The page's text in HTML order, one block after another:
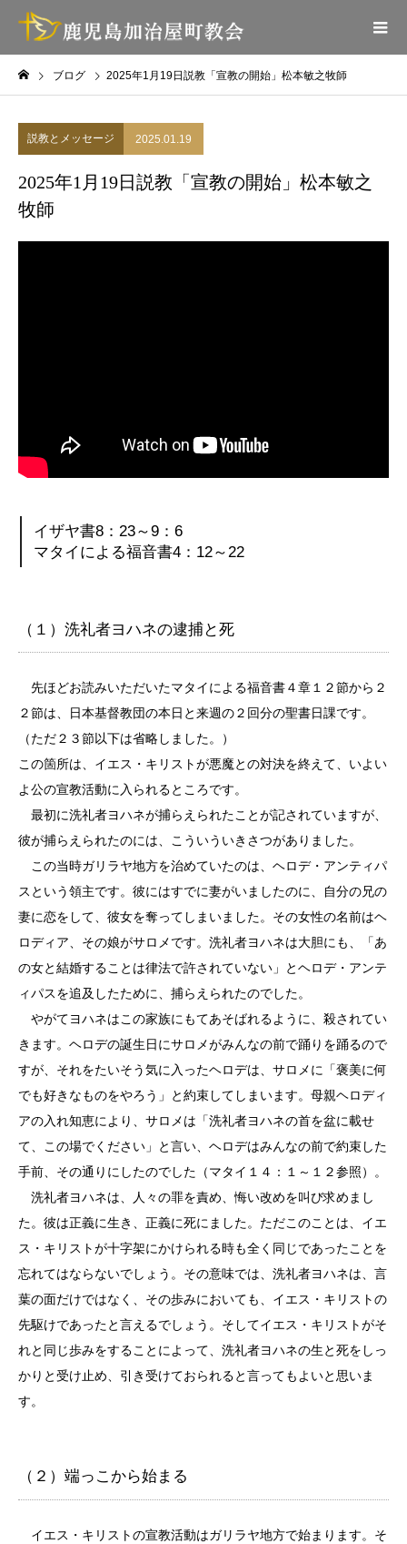
ブログ 2025年1月19日説教「宣教の開始」松本敏之牧師
説教とメッセージ 2025.01.19
2025年1月19日説教「宣教の開始」松本敏之
牧師
イザヤ書8：23～9：6
マタイによる福音書4：12～22
（１）洗礼者ヨハネの逮捕と死
先ほどお読みいただいたマタイによる福音書４章１２節から２
２節は、日本基督教団の本日と来週の２回分の聖書日課です。
（ただ２３節以下は省略しました。）
この箇所は、イエス・キリストが悪魔との対決を終えて、いよい
よ公の宣教活動に入られるところです。
最初に洗礼者ヨハネが捕らえられたことが記されていますが、
彼が捕らえられたのには、こういういきさつがありました。
この当時ガリラヤ地方を治めていたのは、ヘロデ・アンティパ
スという領主です。彼にはすでに妻がいましたのに、自分の兄の
妻に恋をして、彼女を奪ってしまいました。その女性の名前はヘ
ロディア、その娘がサロメです。洗礼者ヨハネは大胆にも、「あ
の女と結婚することは律法で許されていない」とヘロデ・アンテ
ィパスを追及したために、捕らえられたのでした。
やがてヨハネはこの家族にもてあそばれるように、殺されてい
きます。ヘロデの誕生日にサロメがみんなの前で踊りを踊るので
すが、それをたいそう気に入ったヘロデは、サロメに「褒美に何
でも好きなものをやろう」と約束してしまいます。母親ヘロディ
アの入れ知恵により、サロメは「洗礼者ヨハネの首を盆に載せ
て、この場でください」と言い、ヘロデはみんなの前で約束した
手前、その通りにしたのでした（マタイ１４：１～１２参照）。
洗礼者ヨハネは、人々の罪を責め、悔い改めを叫び求めまし
た。彼は正義に生き、正義に死にました。ただこのことは、イエ
ス・キリストが十字架にかけられる時も全く同じであったことを
忘れてはならないでしょう。その意味では、洗礼者ヨハネは、言
葉の面だけではなく、その歩みにおいても、イエス・キリストの
先駆けであったと言えるでしょう。そしてイエス・キリストがそ
れと同じ歩みをすることによって、洗礼者ヨハネの生と死をしっ
かりと受け止め、引き受けておられると言ってもよいと思いま
す。
（２）端っこから始まる
イエス・キリストの宣教活動はガリラヤ地方で始まります。そ